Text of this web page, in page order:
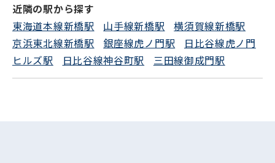
近隣の駅から探す
東海道本線新橋駅
山手線新橋駅
横須賀線新橋駅
京浜東北線新橋駅
銀座線虎ノ門駅
日比谷線虎ノ門
ヒルズ駅
日比谷線神谷町駅 三田線御成門駅